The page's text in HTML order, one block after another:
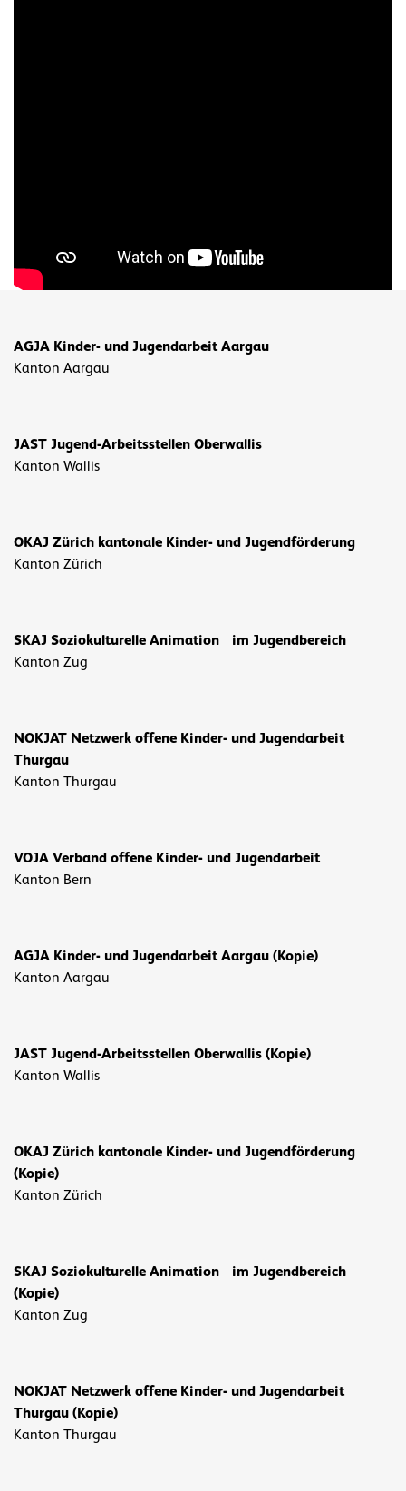
AGJA Kinder- und Jugendarbeit Aargau
Kanton Aargau
JAST Jugend-Arbeitsstellen Oberwallis
Kanton Wallis
OKAJ Zürich kantonale Kinder- und Jugendförderung
Kanton Zürich
SKAJ Soziokulturelle Animation im Jugendbereich
Kanton Zug
NOKJAT Netzwerk offene Kinder- und Jugendarbeit
Thurgau
Kanton Thurgau
VOJA Verband offene Kinder- und Jugendarbeit
Kanton Bern
AGJA Kinder- und Jugendarbeit Aargau (Kopie)
Kanton Aargau
JAST Jugend-Arbeitsstellen Oberwallis (Kopie)
Kanton Wallis
OKAJ Zürich kantonale Kinder- und Jugendförderung
(Kopie)
Kanton Zürich
SKAJ Soziokulturelle Animation im Jugendbereich
(Kopie)
Kanton Zug
NOKJAT Netzwerk offene Kinder- und Jugendarbeit
Thurgau (Kopie)
Kanton Thurgau